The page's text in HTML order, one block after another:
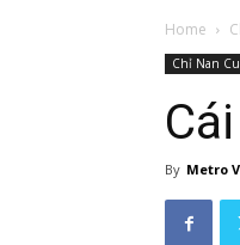
Home
Chỉ Nan
By Metro